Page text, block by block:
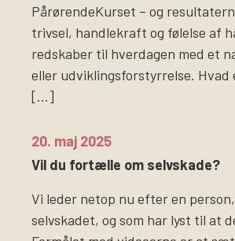
PårørendeKurset – og
trivsel, handlekraft og følelse af
redskaber til hverdagen med et
eller udviklingsforstyrrelse.
[…]
20. maj 2025
Vil du fortælle om selvskade?
Vi leder netop nu efter en
selvskadet, og som har lyst til at